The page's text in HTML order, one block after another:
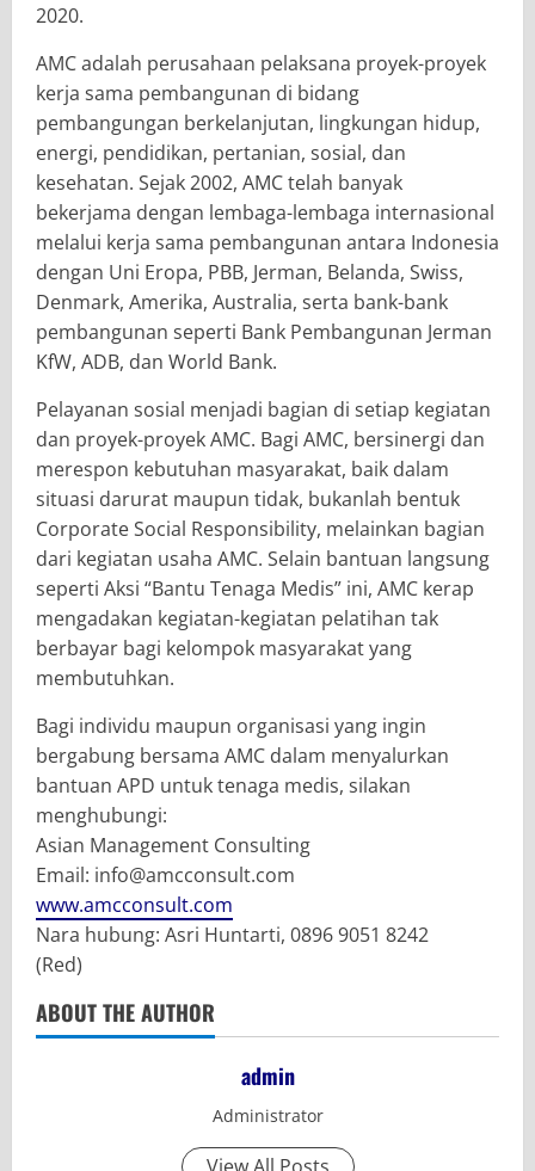
2020.
AMC adalah perusahaan pelaksana proyek-proyek
kerja sama pembangunan di bidang
pembangungan berkelanjutan, lingkungan hidup,
energi, pendidikan, pertanian, sosial, dan
kesehatan. Sejak 2002, AMC telah banyak
bekerjama dengan lembaga-lembaga internasional
melalui kerja sama pembangunan antara Indonesia
dengan Uni Eropa, PBB, Jerman, Belanda, Swiss,
Denmark, Amerika, Australia, serta bank-bank
pembangunan seperti Bank Pembangunan Jerman
KfW, ADB, dan World Bank.
Pelayanan sosial menjadi bagian di setiap kegiatan
dan proyek-proyek AMC. Bagi AMC, bersinergi dan
merespon kebutuhan masyarakat, baik dalam
situasi darurat maupun tidak, bukanlah bentuk
Corporate Social Responsibility, melainkan bagian
dari kegiatan usaha AMC. Selain bantuan langsung
seperti Aksi “Bantu Tenaga Medis” ini, AMC kerap
mengadakan kegiatan-kegiatan pelatihan tak
berbayar bagi kelompok masyarakat yang
membutuhkan.
Bagi individu maupun organisasi yang ingin
bergabung bersama AMC dalam menyalurkan
bantuan APD untuk tenaga medis, silakan
menghubungi:
Asian Management Consulting
Email: info@amcconsult.com
www.amcconsult.com
Nara hubung: Asri Huntarti, 0896 9051 8242
(Red)
ABOUT THE AUTHOR
admin
Administrator